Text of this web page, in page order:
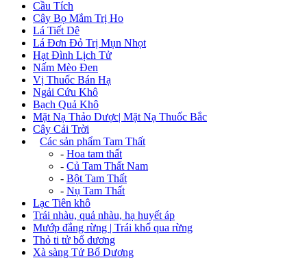
Cầu Tích
Cây Bọ Mắm Trị Ho
Lá Tiết Dê
Lá Đơn Đỏ Trị Mụn Nhọt
Hạt Đình Lịch Tử
Nấm Mèo Đen
Vị Thuốc Bán Hạ
Ngải Cứu Khô
Bạch Quả Khô
Mặt Nạ Thảo Dược| Mặt Nạ Thuốc Bắc
Cây Cải Trời
Các sản phẩm Tam Thất
- Hoa tam thất
- Củ Tam Thất Nam
- Bột Tam Thất
- Nụ Tam Thất
Lạc Tiên khô
Trái nhàu, quả nhàu, hạ huyết áp
Mướp đắng rừng | Trái khổ qua rừng
Thỏ ti tử bổ dương
Xà sàng Tử Bổ Dương